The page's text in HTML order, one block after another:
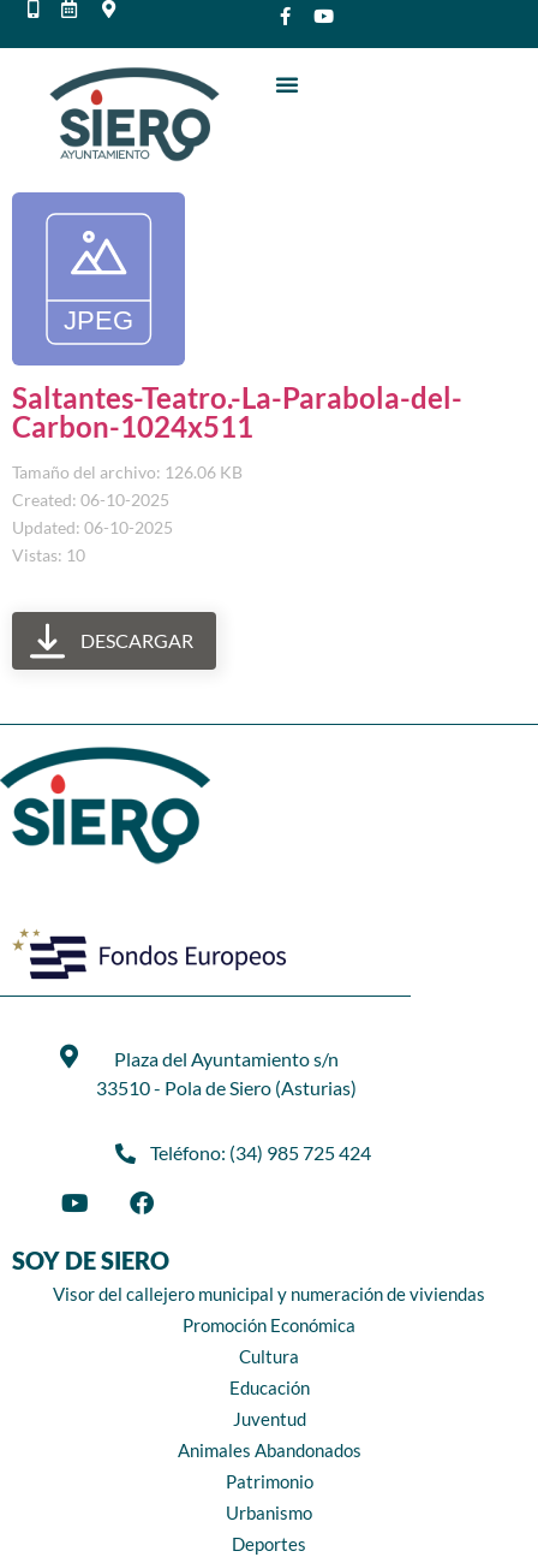
Saltantes-Teatro.-La-Parabola-del-
Carbon-1024x511
Tamaño del archivo: 126.06 KB
Created: 06-10-2025
Updated: 06-10-2025
Vistas: 10
DESCARGAR
Plaza del Ayuntamiento s/n
33510 - Pola de Siero (Asturias)
Teléfono: (34) 985 725 424
SOY DE SIERO
Visor del callejero municipal y numeración de viviendas
Promoción Económica
Cultura
Educación
Juventud
Animales Abandonados
Patrimonio
Urbanismo
Deportes